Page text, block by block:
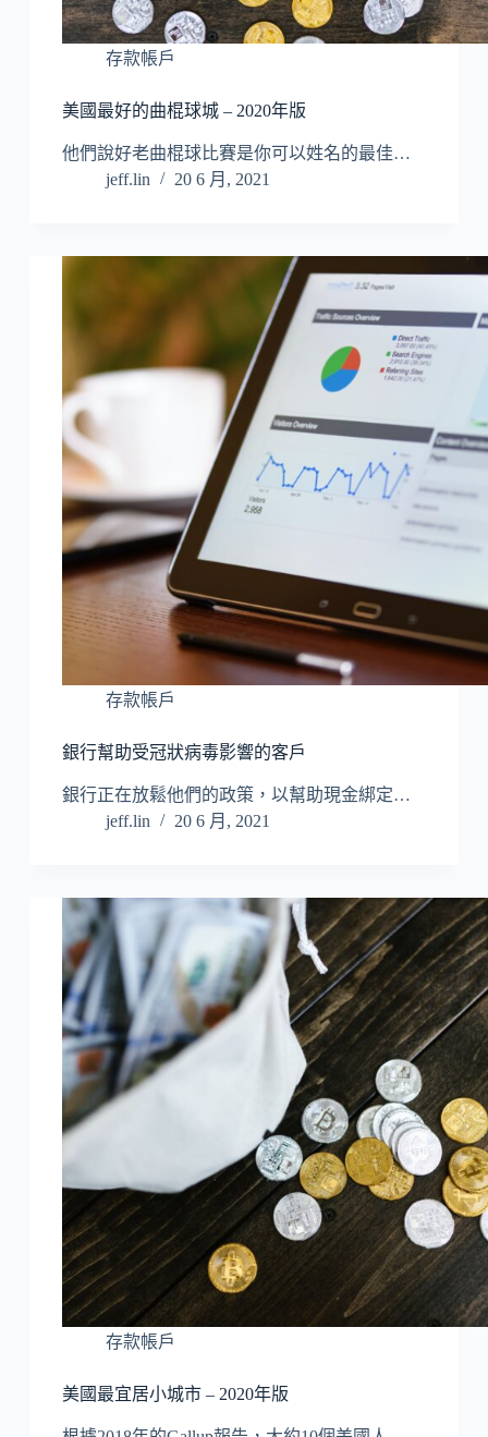
存款帳戶
美國最好的曲棍球城 – 2020年版
他們說好老曲棍球比賽是你可以姓名的最佳…
jeff.lin
20 6 月, 2021
存款帳戶
銀行幫助受冠狀病毒影響的客戶
銀行正在放鬆他們的政策，以幫助現金綁定…
jeff.lin
20 6 月, 2021
存款帳戶
美國最宜居小城市 – 2020年版